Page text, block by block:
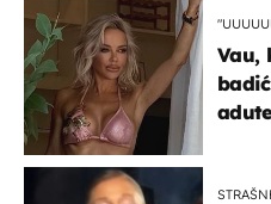
Vau,